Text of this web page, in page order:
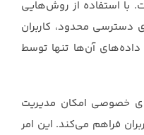
استفاده از ‏روش‌هایی
دسترسی محدود، کاربران
داده‌های آن‌ها تنها توسط
خصوصی امکان مدیریت
‏فراهم می‌کند. این امر